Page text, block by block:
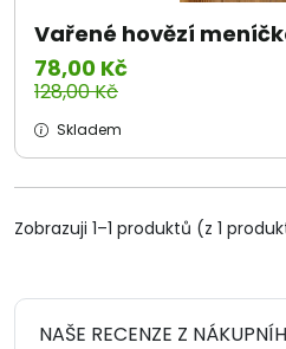
Vařené hovězí
78,00 Kč
128,00 Kč
Skladem
Zobrazuji 1–1 produktů (z 1
NAŠE RECENZE Z